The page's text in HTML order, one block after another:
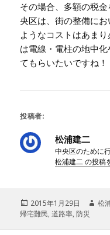
その場合、多額の税
央区は、街の整備に
ようなコストはあま
は電線・電柱の地中
てもらいたいですね！
投稿者:
松浦建二
中央区のために
松浦建二 の投稿
投
稿
2015年1月29日
作
松
帰宅難民,道路率,防災